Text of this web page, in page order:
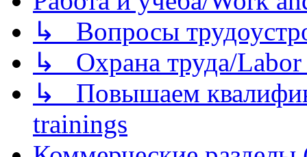
↳ Вопросы
↳ Охрана труда/Labor
↳ Повышаем
trainings